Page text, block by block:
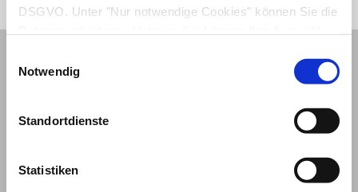
DSGVO. Unter "Nur notwendige Cookies" können Sie die
Notwendig
Standortdienste
Statistiken